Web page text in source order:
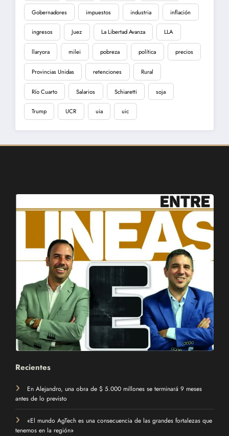
Gobernadores impuestos industria inflación
ingresos Juez La Libertad Avanza LLA
llaryora milei pobreza política precios
Provincias Unidas retenciones Rural
Río Cuarto Salarios Schiaretti soja
Trump UCR uia uic
Recientes
En Alejandro, una obra de $ 5.000 millones se terminará 9 meses
antes de lo previsto
«El mundo AgTech es una consecuencia de las grandes fortalezas que
tenemos en la región»